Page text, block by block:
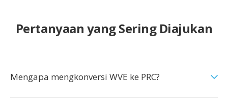
Pertanyaan yang Sering Diajukan
Mengapa mengkonversi WVE ke PRC?